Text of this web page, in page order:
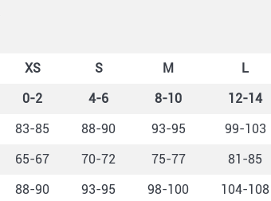
XS S M L
0-2 4-6 8-10 12-14
83-85 88-90 93-95 99-103
65-67 70-72 75-77 81-85
88-90 93-95 98-100 104-108